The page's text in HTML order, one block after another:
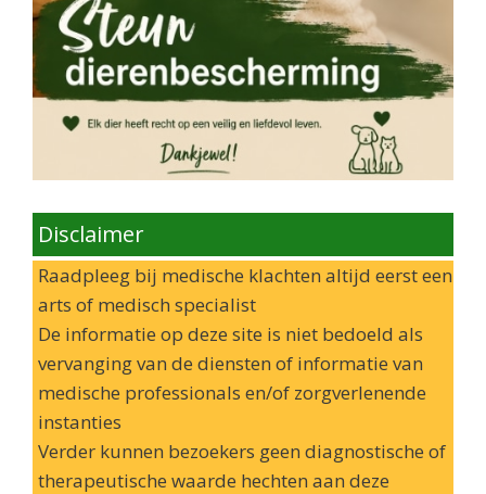
Disclaimer
Raadpleeg bij medische klachten altijd eerst een
arts of medisch specialist
De informatie op deze site is niet bedoeld als
vervanging van de diensten of informatie van
medische professionals en/of zorgverlenende
instanties
Verder kunnen bezoekers geen diagnostische of
therapeutische waarde hechten aan deze